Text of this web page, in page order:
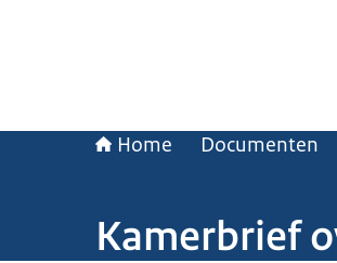
Home Documenten
Kamerbrief